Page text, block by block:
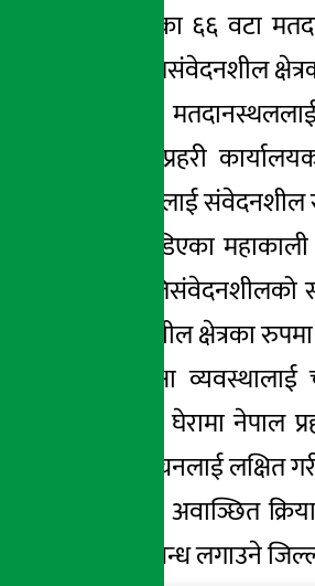
कञ्चनपुर । कञ्चनपुरका ६६ वटा
मतदानस्थललाई अतिसंवेदनशील
सुरक्षाका दृष्टिकोणले
मिलाइएको जिल्ला प्रहरी
अतिसंवेदनशील, २६ लाई संवेदनशील
“भारतसँग सीमा जोडिएका
मतदानस्थललाई अतिसंवेदनशीलको
मतदानस्थल संवेदनशील क्षेत्रका
मतदानस्थलको सुरक्षा
मतदानस्थलको भित्री घेरामा नेपाल
स्थानीय तहको निर्वाचनलाई
निर्वाचनमा हुन सक्ने अवाञ्छित
कारोबारमा पूर्ण प्रतिबन्ध लगाउने